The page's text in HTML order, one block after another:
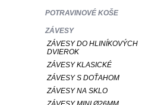
POTRAVINOVÉ KOŠE
ZÁVESY
ZÁVESY DO HLINÍKOVÝCH
DVIEROK
ZÁVESY KLASICKÉ
ZÁVESY S DOŤAHOM
ZÁVESY NA SKLO